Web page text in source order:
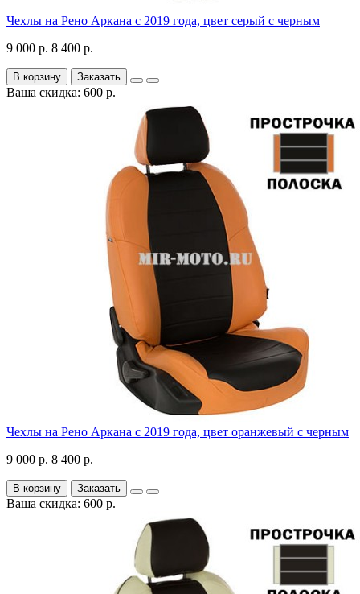
Чехлы на Рено Аркана с 2019 года, цвет серый с черным
9 000 р. 8 400 р.
В корзину Заказать
Ваша скидка: 600 р.
Чехлы на Рено Аркана с 2019 года, цвет оранжевый с черным
9 000 р. 8 400 р.
В корзину Заказать
Ваша скидка: 600 р.